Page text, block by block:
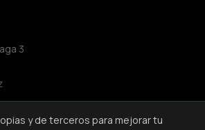
3
y de terceros para mejorar tu